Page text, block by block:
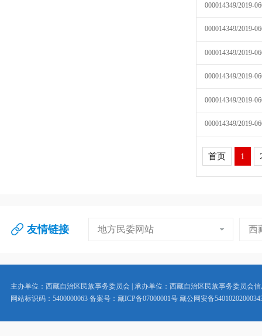
000014349/2019-
000014349/2019-
000014349/2019-
000014349/2019-
000014349/2019-
000014349/2019-
首页 1
友情链接 地方民委网站 西
主办单位：西藏自治区民族事务委员会 | 承办单位：西藏自治区民族事务委员会
网站标识码：5400000063 备案号：藏ICP备07000001号 藏公网安备